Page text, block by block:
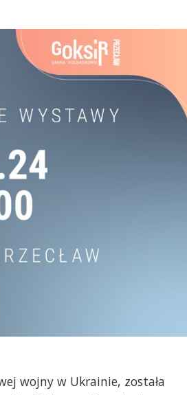
wojny w Ukrainie, została